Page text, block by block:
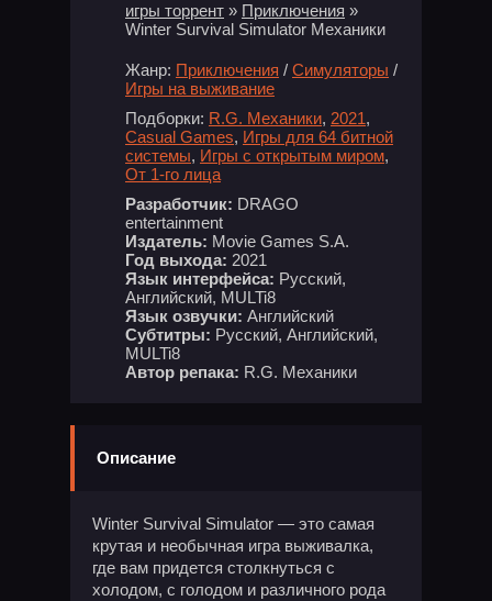
игры торрент » Приключения »
Winter Survival Simulator Механики
Жанр: Приключения / Симуляторы /
Игры на выживание
Подборки: R.G. Механики, 2021,
Casual Games, Игры для 64 битной
системы, Игры с открытым миром,
От 1-го лица
Разработчик: DRAGO
entertainment
Издатель: Movie Games S.A.
Год выхода: 2021
Язык интерфейса: Русский,
Английский, MULTi8
Язык озвучки: Английский
Субтитры: Русский, Английский,
MULTi8
Автор репака: R.G. Механики
Описание
Winter Survival Simulator — это самая
крутая и необычная игра выживалка,
где вам придется столкнуться с
холодом, с голодом и различного рода